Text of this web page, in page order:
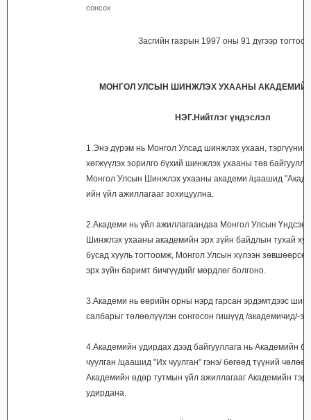
сонсох
Засгийн газрын 1997 оны 91 дүгээр
МОНГОЛ УЛСЫН ШИНЖЛЭХ УХААНЫ
НЭГ.Нийтлэг үндэслэл
1.Энэ дүрэм нь Монгол Улсад шинжлэх ухаан, тэргүүний
хөгжүүлэх зорилго бүхий шинжлэх ухааны төв
Монгол Улсын Шинжлэх ухааны академи /цаашид
ийн үйл ажиллагааг зохицуулна.
2.Академи нь үйл ажиллагаандаа Монгол Улсын Үндсэн
Шинжлэх ухааны академийн эрх зүйн байдлын тухай
бусад хууль тогтоомж, Монгол Улсын хүлээн
эрх зүйн баримт бичгүүдийг мөрдлөг болгоно.
3.Академи нь өөрийн орны нэрд гарсан эрдэмтдээс
салбарыг төлөөлүүлэн сонгосон гишүүд /академичид/-
4.Академийн удирдах дээд байгууллага нь Академийн
чуулган /цаашид "Их чуулган" гэнэ/ бөгөөд түүний чөлөөт
Академийн өдөр тутмын үйл ажиллагааг Академийн
удирдана.